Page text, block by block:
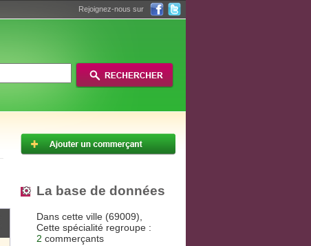
Rejoignez-nous sur
La base de données
Dans cette ville (69009),
Cette spécialité regroupe :
2 commerçants